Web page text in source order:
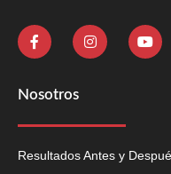
Nosotros
Resultados Antes y